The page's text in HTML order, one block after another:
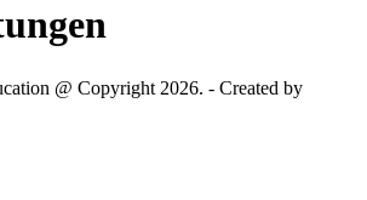
@ Copyright 2026. - Created by